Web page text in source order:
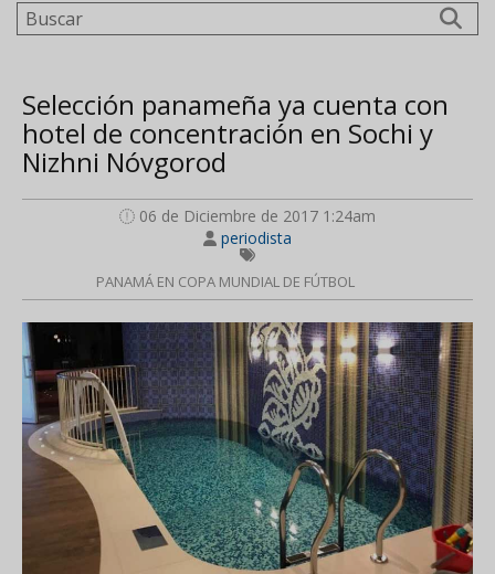
Buscar
Selección panameña ya cuenta con
hotel de concentración en Sochi y
Nizhni Nóvgorod
06 de Diciembre de 2017 1:24am
periodista
PANAMÁ EN COPA MUNDIAL DE FÚTBOL